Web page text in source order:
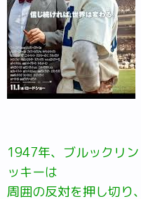
1947年、ブルックリ
ッキーは
周囲の反対を押し切り